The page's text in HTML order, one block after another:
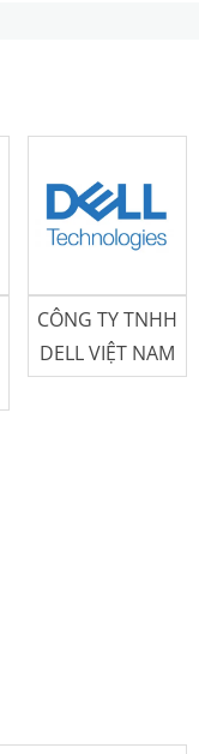
CÔNG TY TNHH
DELL VIỆT NAM